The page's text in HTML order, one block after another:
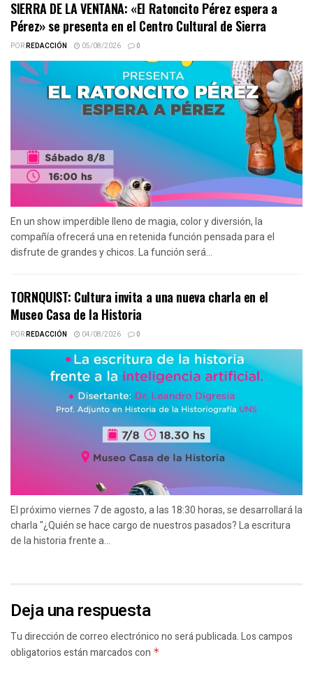
SIERRA DE LA VENTANA: «El Ratoncito Pérez espera a
Pérez» se presenta en el Centro Cultural de Sierra
PORREDACCIÓN 05/08/2026 0
En un show imperdible lleno de magia, color y diversión, la
compañía ofrecerá una en retenida función pensada para el
disfrute de grandes y chicos. La función será...
TORNQUIST: Cultura invita a una nueva charla en el
Museo Casa de la Historia
PORREDACCIÓN 04/08/2026 0
El próximo viernes 7 de agosto, a las 18:30 horas, se desarrollará la
charla "¿Quién se hace cargo de nuestros pasados? La escritura
de la historia frente a...
Deja una respuesta
Tu dirección de correo electrónico no será publicada.Los campos
obligatorios están marcados con *